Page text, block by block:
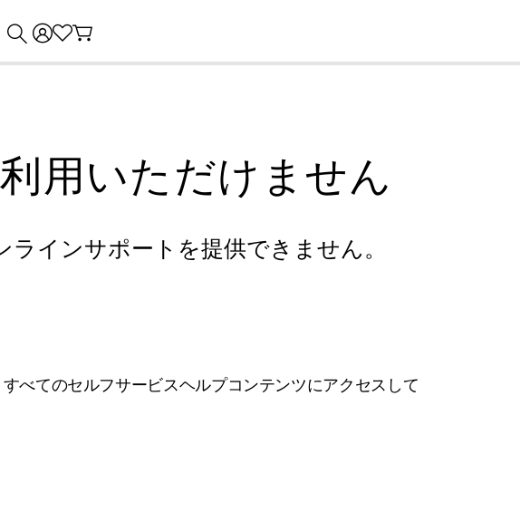
用いただけません
インサポートを提供できません。
べてのセルフサービスヘルプコンテンツにアクセスして